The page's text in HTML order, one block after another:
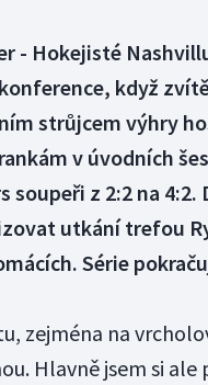
- Hokejisté
když
strůjcem výhry
v úvodních
soupeři z 2:2 na
utkání trefou
Série
zejména na
Hlavně jsem si